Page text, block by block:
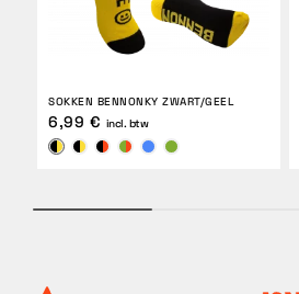
SOKKEN BENNONKY ZWART/GEEL
6,99 € incl. btw